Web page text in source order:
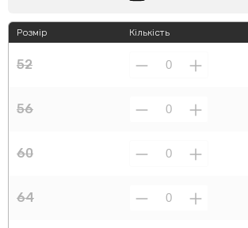
Розмір
52
56
60
64
Кількість